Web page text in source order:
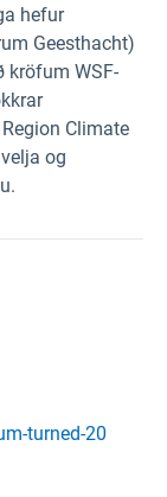
hefur
Geesthacht)
kröfum WSF-
Climate
og
turned-20